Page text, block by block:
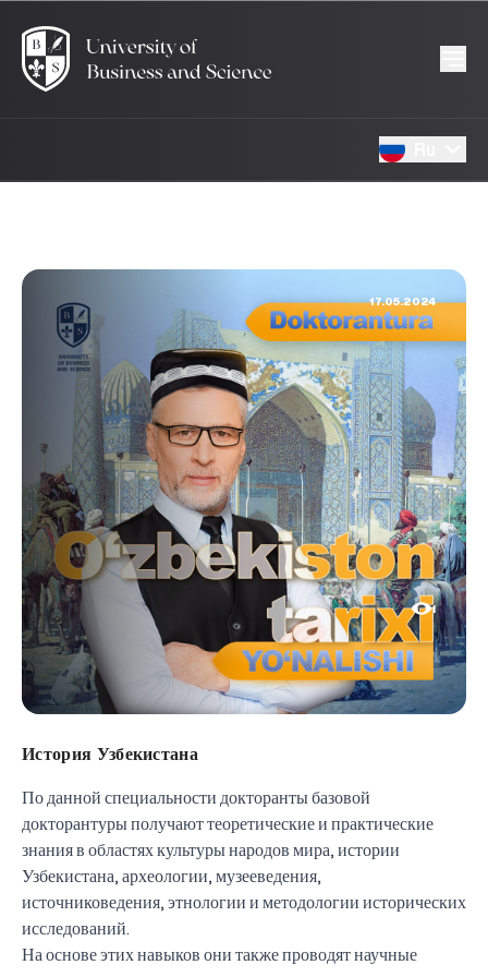
17.05.2024
1
История Узбекистана
По данной специальности докторанты базовой
докторантуры получают теоретические и практические
знания в областях культуры народов мира, истории
Узбекистана, археологии, музееведения,
источниковедения, этнологии и методологии исторических
исследований.
На основе этих навыков они также проводят научные